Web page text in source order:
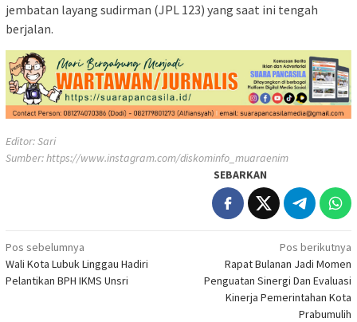
jembatan layang sudirman (JPL 123) yang saat ini tengah
berjalan.
Editor: Sari
Sumber:https://www.instagram.com/diskominfo_muaraenim
SEBARKAN
Navigasi
pos
Pos sebelumnya
Wali Kota Lubuk Linggau Hadiri
Pelantikan BPH IKMS Unsri
Pos berikutnya
Rapat Bulanan Jadi Momen
Penguatan Sinergi Dan Evaluasi
Kinerja Pemerintahan Kota
Prabumulih